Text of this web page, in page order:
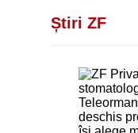
Știri ZF